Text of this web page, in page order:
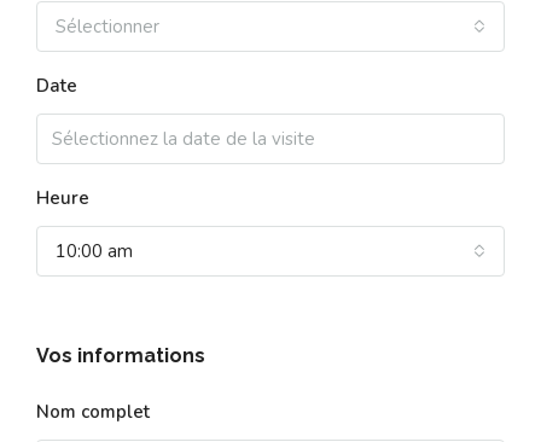
Sélectionner
Date
Heure
10:00 am
Vos informations
Nom complet